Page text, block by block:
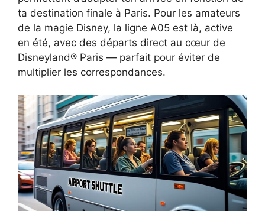
ta destination finale à Paris. Pour les amateurs
de la magie Disney, la ligne A05 est là, active
en été, avec des départs direct au cœur de
Disneyland® Paris — parfait pour éviter de
multiplier les correspondances.